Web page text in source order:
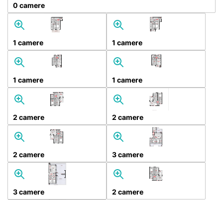
0 camere
1 camere 1 camere
1 camere 1 camere
2 camere 2 camere
2 camere 3 camere
3 camere 2 camere